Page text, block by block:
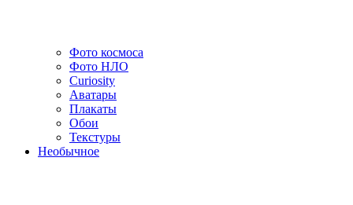
Фото космоса
Фото НЛО
Curiosity
Аватары
Плакаты
Обои
Текстуры
Необычное